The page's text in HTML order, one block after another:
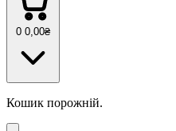
0 0 ,00₴
Кошик порожній.